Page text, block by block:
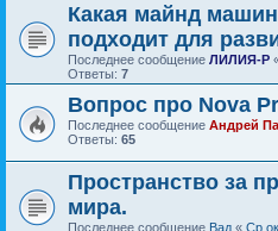
Какая майнд
подходит для
Последнее сообщение ЛИЛИЯ-Р
Ответы: 7
Вопрос про Nova
Последнее сообщение Андрей
Ответы: 65
Пространство за
мира.
Последнее сообщение Вад « Ср